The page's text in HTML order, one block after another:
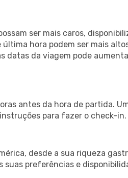
ser mais caros,
hora podem ser mais
datas da viagem pode
antes da hora de partida.
para fazer o check-in.
desde a sua riqueza
preferências e